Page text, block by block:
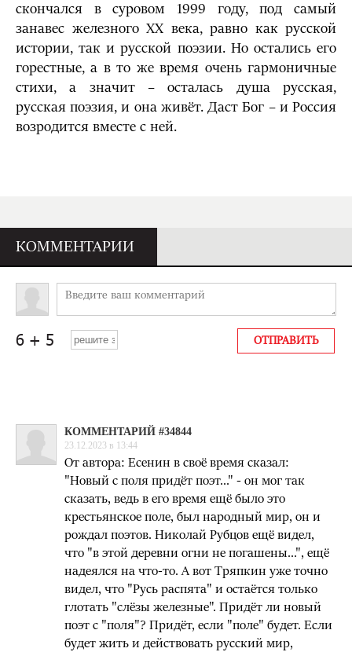
скончался в суровом 1999 году, под самый
занавес железного XX века, равно как русской
истории, так и русской поэзии. Но остались его
горестные, а в то же время очень гармоничные
стихи, а значит – осталась душа русская,
русская поэзия, и она живёт. Даст Бог – и Россия
возродится вместе с ней.
КОММЕНТАРИИ
КОММЕНТАРИЙ #34844
23.12.2023 в 13:44
От автора: Есенин в своё время сказал:
"Новый с поля придёт поэт..." - он мог так
сказать, ведь в его время ещё было это
крестьянское поле, был народный мир, он и
рождал поэтов. Николай Рубцов ещё видел,
что "в этой деревни огни не погашены...", ещё
надеялся на что-то. А вот Тряпкин уже точно
видел, что "Русь распята" и остаётся только
глотать "слёзы железные". Придёт ли новый
поэт с "поля"? Придёт, если "поле" будет. Если
будет жить и действовать русский мир,